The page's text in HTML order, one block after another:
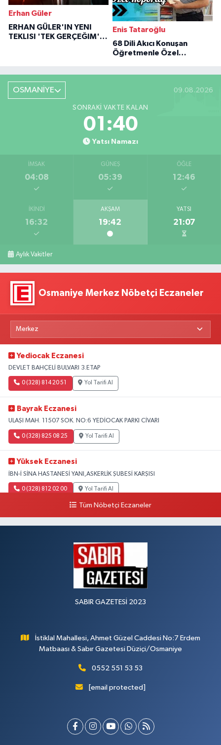
Erhan Güler
ERHAN GÜLER'IN YENI
TEKLISI 'TEK GERÇEĞIM'LE
Enis Tataroğlu
68 Dili Akıcı Konuşan
Öğretmenle Özel
OSMANİYE 09.08.2026
SONRAKI VAKTE KALAN
01:39
Yatsı Namazı
İMSAK
04:08
GÜNEŞ
05:39
ÖĞLE
12:46
İKINDI
16:32
AKŞAM
19:42
YATSI
21:07
Aylık Vakitler
Osmaniye Merkez Nöbetçi Eczaneler
Yediocak Eczanesi
DEVLET BAHÇELİ BULVARI 3.ETAP
0 (328) 814 20 51 Yol Tarifi Al
Bayrak Eczanesi
ULAŞI MAH. 11507 SOK. NO:6 YEDİOCAK PARKI CİVARI
0 (328) 825 08 25 Yol Tarifi Al
Yüksek Eczanesi
İBN-İ SİNA HASTANESİ YANI,ASKERLİK ŞUBESİ KARŞISI
0 (328) 812 02 00 Yol Tarifi Al
Tüm Nöbetçi Eczaneler
SABIR GAZETESİ 2023
İstiklal Mahallesi, Ahmet Güzel Caddesi No:7 Erdem
Matbaası & Sabır Gazetesi Düziçi/Osmaniye
0552 551 53 53
[email protected]